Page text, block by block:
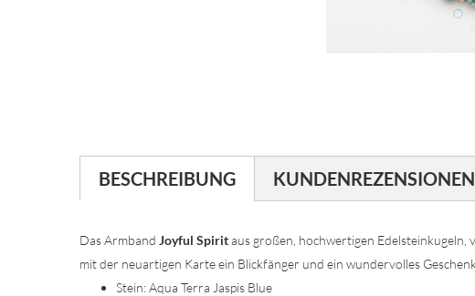
BESCHREIBUNG KUNDENREZENSIONEN
Das Armband Joyful Spiritaus großen, hochwertigen
mit der neuartigen Karte ein Blickfänger und ein wundervolles Geschenk.
Stein: Aqua Terra Jaspis Blue